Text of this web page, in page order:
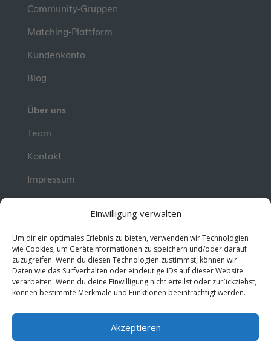
Einwilligung verwalten
Um dir ein optimales Erlebnis zu bieten, verwenden wir Technologien
wie Cookies, um Geräteinformationen zu speichern und/oder darauf
zuzugreifen. Wenn du diesen Technologien zustimmst, können wir
Daten wie das Surfverhalten oder eindeutige IDs auf dieser Website
verarbeiten. Wenn du deine Einwilligung nicht erteilst oder zurückziehst,
können bestimmte Merkmale und Funktionen beeinträchtigt werden.
Akzeptieren
Community-Gruppen
Matching-Plattform
Kundenkonto
Blog
Über uns
Team
Kontakt
Impressum
Erhalte jeden Dienstag wertvolle Impulse und
Wissen für deine berufliche Entwicklung.Jetzt
kostenlos abonnieren!
© 2026 MentorMe. Alle Rechte vorbehalten.
AGBs